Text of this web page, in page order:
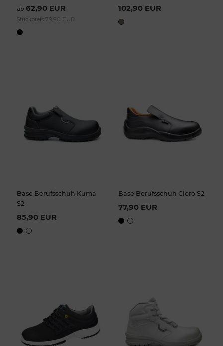
ab 62,90 EUR
Stückpreis 79,90 EUR
102,90 EUR
Base Berufsschuh Kuma
S2
85,90 EUR
Base Berufsschuh Cloro S2
77,90 EUR